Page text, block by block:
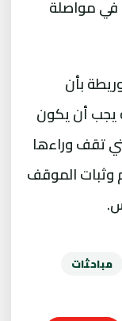
في مواصلة
بأن
يجب أن يكون
تقف وراءها
وثبات الموقف
مباحثات